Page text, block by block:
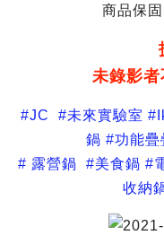
商品保
未錄影
#JC #未來實驗室
鍋 #功能疊
# 露營鍋 #美食鍋 #
收納